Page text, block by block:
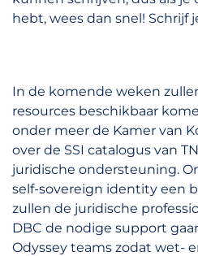
hebt, wees dan snel! Schrijf
In de komende weken
resources beschikbaar
onder meer de Kamer van
over de SSI catalogus van
juridische ondersteuning.
self-sovereign identity een
zullen de juridische
DBC de nodige support
Odyssey teams zodat wet-